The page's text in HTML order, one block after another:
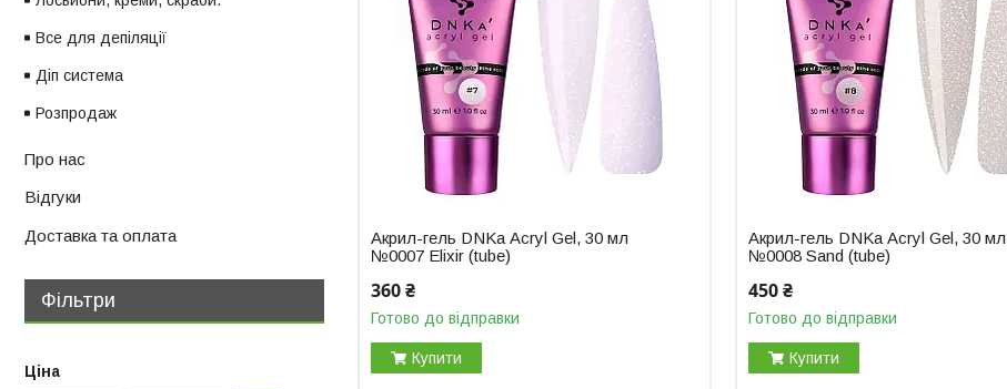
Акрил-гель DNKa Аcryl Gel, 30 мл
№0007 Elixir (tube)
360 ₴
Готово до відправки
Купити
Акрил-гель DNKa Аcryl Gel, 30 мл
№0008 Sand (tube)
450 ₴
Готово до відправки
Купити
Все для депіляції
Діп система
Розпродаж
Про нас
Відгуки
Доставка та оплата
Фільтри
Ціна